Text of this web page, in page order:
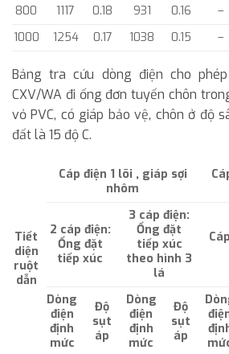
800
1117 0.18 931 0.16 –
1000
1254 0.17 1038 0.15 –
Bảng tra cứu dòng điện cho phép
CXV/WA đi ống đơn tuyến chôn
vỏ PVC, có giáp bảo vệ, chôn ở độ
đất là 15 độ C.
Tiết
diện
ruột
dẫn
Cáp điện 1 lõi , giáp sợi
nhôm
2 cáp điện:
Ống đặt
tiếp xúc
3 cáp điện:
Ống đặt
tiếp xúc
theo hình 3
lá
Dòng
điện
định
mức
Độ
sụt
áp
Dòng
điện
định
mức
Độ
sụt
áp